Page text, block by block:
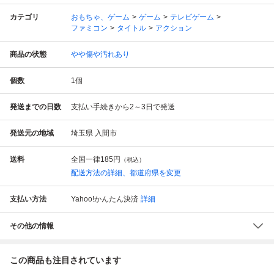
カテゴリ おもちゃ、ゲーム ゲーム
テレビゲーム
ファミコン
タイトル アクション
商品の状態 やや傷や汚れあり
個数 1個
発送までの日数 支払い手続きから2～3日で発送
発送元の地域 埼玉県 入間市
送料 全国一律185円 （税込）
配送方法の詳細、都道府県を変更
支払い方法 Yahoo!かんたん決済 詳細
その他の情報
この商品も注目されています